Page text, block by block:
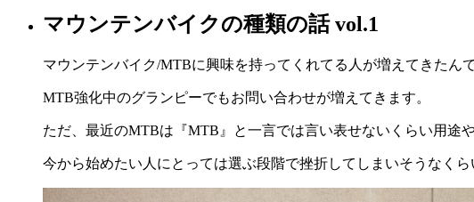
マウンテンバイクの種類の話 vol.1
マウンテンバイク/MTBに興味を持ってくれてる人が増えてきたん
MTB強化中のグランピーでもお問い合わせが増えてきます。
ただ、最近のMTBは『MTB』と一言では言い表せないくらい用途
今から始めたい人にとっては選ぶ段階で挫折してしまいそうなくら